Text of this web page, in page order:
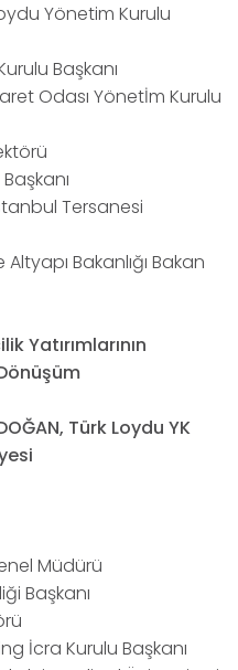
Yönetim Kurulu
Başkanı
Odası Yönetİm Kurulu
Tersanesi
Bakanlığı Bakan
Yatırımlarının
Türk Loydu YK
Müdürü
Başkanı
İcra Kurulu Başkanı